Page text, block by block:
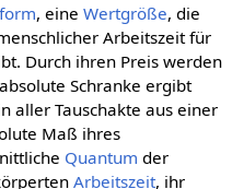
, eine Wertgröße, die
Arbeitszeit für
Durch ihren Preis werden
Schranke ergibt
aller Tauschakte aus einer
Maß ihres
Quantum der
Arbeitszeit, ihr